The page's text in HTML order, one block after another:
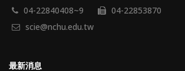
04-22840408~9
04-22853870
scie@nchu.edu.tw
最新消息